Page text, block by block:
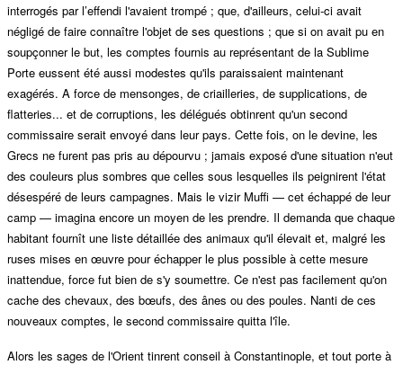
interrogés par l’effendi l'avaient trompé ; que, d'ailleurs, celui-ci avait
négligé de faire connaître l'objet de ses questions ; que si on avait pu en
soupçonner le but, les comptes fournis au représentant de la Sublime
Porte eussent été aussi modestes qu'ils paraissaient maintenant
exagérés. A force de mensonges, de criailleries, de supplications, de
flatteries... et de corruptions, les délégués obtinrent qu'un second
commissaire serait envoyé dans leur pays. Cette fois, on le devine, les
Grecs ne furent pas pris au dépourvu ; jamais exposé d'une situation n'eut
des couleurs plus sombres que celles sous lesquelles ils peignirent l'état
désespéré de leurs campagnes. Mais le vizir Muffi — cet échappé de leur
camp — imagina encore un moyen de les prendre. Il demanda que chaque
habitant fournît une liste détaillée des animaux qu'il élevait et, malgré les
ruses mises en œuvre pour échapper le plus possible à cette mesure
inattendue, force fut bien de s'y soumettre. Ce n'est pas facilement qu'on
cache des chevaux, des bœufs, des ânes ou des poules. Nanti de ces
nouveaux comptes, le second commissaire quitta l'île.
Alors les sages de l'Orient tinrent conseil à Constantinople, et tout porte à